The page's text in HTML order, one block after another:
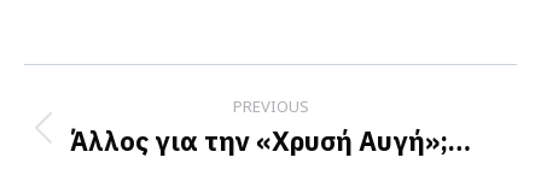
Facebook
X
LinkedIn
navigation
PREVIOUS
Previous
Άλλος για την «Χρυσή Αυγή»;…